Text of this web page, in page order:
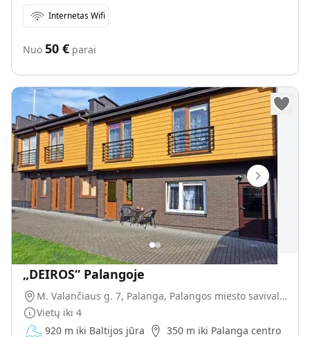
Internetas Wifi
Nuo 50 € parai
„DEIROS“ Palangoje
M. Valančiaus g. 7, Palanga, Palangos miesto savivaldybė, Lietuva
Vietų iki 4
920 m iki Baltijos jūra
350 m iki Palanga centro